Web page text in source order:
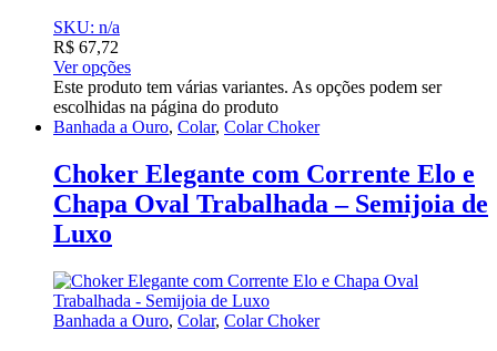
SKU: n/a
R$ 67,72
Ver opções
Este produto tem várias variantes. As opções podem ser
escolhidas na página do produto
Banhada a Ouro, Colar, Colar Choker
Choker Elegante com Corrente Elo e
Chapa Oval Trabalhada – Semijoia de
Luxo
Banhada a Ouro, Colar, Colar Choker